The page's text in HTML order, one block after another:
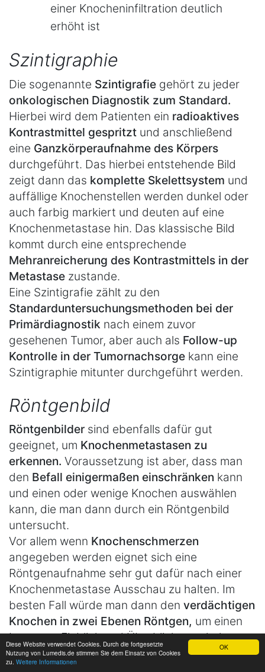
OK
Diese Website verwendet Cookies. Durch die fortgesetzte
Nutzung von Lumedis.de stimmen Sie dem Einsatz von Cookies
zu. Weitere Informationen
einer Knocheninfiltration deutlich
erhöht ist
Szintigraphie
Die sogenannte Szintigrafie gehört zu jeder
onkologischen Diagnostik zum Standard.
Hierbei wird dem Patienten ein radioaktives
Kontrastmittel gespritzt und anschließend
eine Ganzkörperaufnahme des Körpers
durchgeführt. Das hierbei entstehende Bild
zeigt dann das komplette Skelettsystem und
auffällige Knochenstellen werden dunkel oder
auch farbig markiert und deuten auf eine
Knochenmetastase hin. Das klassische Bild
kommt durch eine entsprechende
Mehranreicherung des Kontrastmittels in der
Metastase zustande.
Eine Szintigrafie zählt zu den
Standarduntersuchungsmethoden bei der
Primärdiagnostik nach einem zuvor
gesehenen Tumor, aber auch als Follow-up
Kontrolle in der Tumornachsorge kann eine
Szintigraphie mitunter durchgeführt werden.
Röntgenbild
Röntgenbilder sind ebenfalls dafür gut
geeignet, um Knochenmetastasen zu
erkennen. Voraussetzung ist aber, dass man
den Befall einigermaßen einschränken kann
und einen oder wenige Knochen auswählen
kann, die man dann durch ein Röntgenbild
untersucht.
Vor allem wenn Knochenschmerzen
angegeben werden eignet sich eine
Röntgenaufnahme sehr gut dafür nach einer
Knochenmetastase Ausschau zu halten. Im
besten Fall würde man dann den verdächtigen
Knochen in zwei Ebenen Röntgen, um einen
besseren Einblick und Überblick zu erhalten.
Vor allem geröngt und untersucht werden
folgende Knochen: